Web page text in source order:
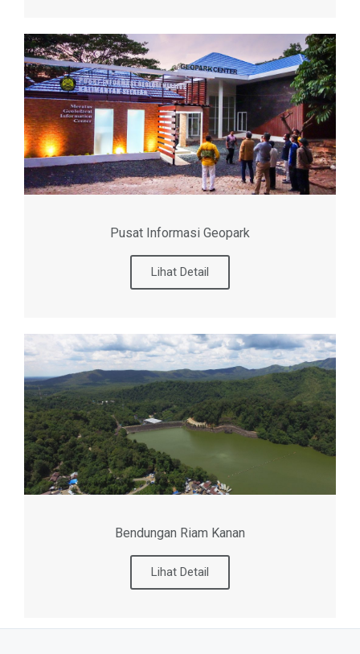
Pusat Informasi Geopark
Lihat Detail
Bendungan Riam Kanan
Lihat Detail